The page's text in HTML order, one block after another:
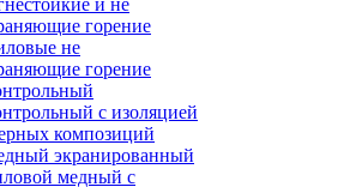
и не
горение
не
горение
с изоляцией
композиций
экранированный
медный с